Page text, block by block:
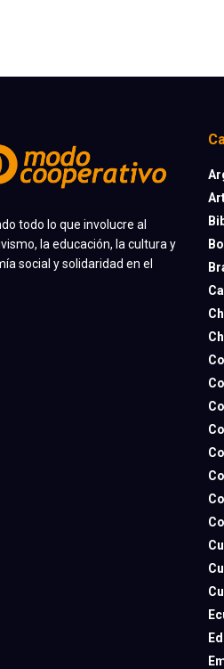
todo lo que involucre al
la educación, la cultura y
social y solidaridad en el